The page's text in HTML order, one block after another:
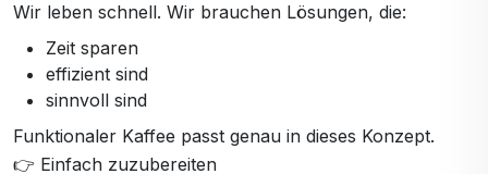
Wir leben schnell. Wir brauchen Lösungen, die:
Zeit sparen
effizient sind
sinnvoll sind
Funktionaler Kaffee passt genau in dieses Konzept.
👉 Einfach zuzubereiten